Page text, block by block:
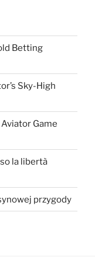
Betting
Sky-High
Game
la libertà
przygody